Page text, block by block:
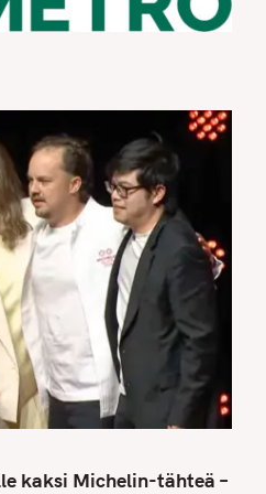
kaksi Michelin-tähteä –